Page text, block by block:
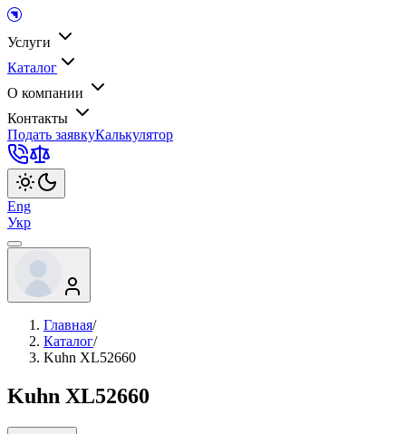
Услуги
Каталог
О компании
Контакты
Подать заявкуКалькулятор
Eng
Укр
Главная/
Каталог/
Kuhn XL52660
Kuhn XL52660